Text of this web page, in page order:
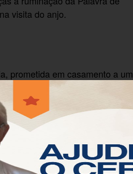
visita do anjo.
prometida em casamento a um
Galileia era periferia.
para esta moça virgem que
significa amada de Javé ou
expressão “No sexto mês”.
já de idade, precisando
este episódio. Encontra-se no